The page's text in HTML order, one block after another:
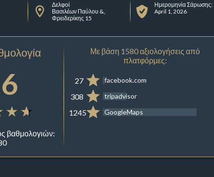
Δελφοί
Βασιλέων Παύλου &,
Φρειδερίκης 15
Ημερομηνία Σάρωσης:
April 1, 2026
βαθμολογιών:
Με βάση 1580 αξιολογήσεις από
πλατφόρμες:
27 facebook.com
308 tripadvisor
1245 GoogleMaps